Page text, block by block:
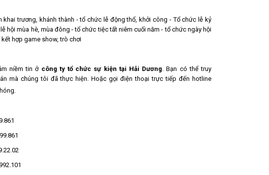
khai trương, khánh thành - tổ chức lễ động thổ, khởi công - Tổ chức lễ kỷ
hội mùa hè, mùa đông - tổ chức tiệc tất niêm cuối năm - tổ chức ngày hội
hợp game show, trò chơi
niềm tin ở công ty tổ chức sự kiện tại Hải Dương . Bạn có thể truy
mà chúng tôi đã thực hiện. Hoặc gọi điện thoại trực tiếp đến hotline